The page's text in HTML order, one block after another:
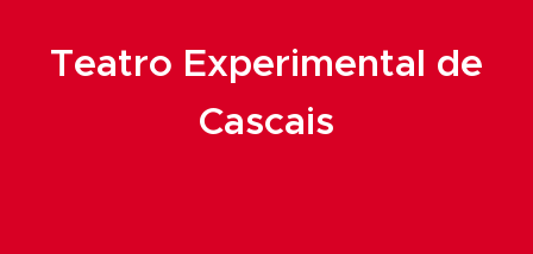
Teatro Experimental de
Cascais